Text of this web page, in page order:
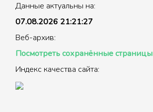
Данные актуальны на:
07.08.2026 21:21:27
Веб-архив:
Посмотреть сохранённые страницы
Индекс качества сайта: